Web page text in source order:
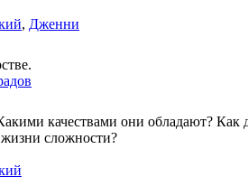
, Дженни
качествами они обладают? Как
сложности?